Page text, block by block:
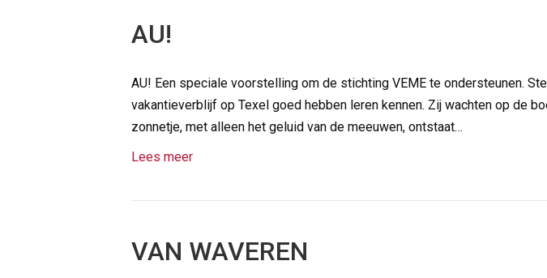
AU!
AU! Een speciale voorstelling om de stichting VEME te ondersteunen.
vakantieverblijf op Texel goed hebben leren kennen. Zij wachten op de
zonnetje, met alleen het geluid van de meeuwen, ontstaat…
Lees meer
VAN WAVEREN